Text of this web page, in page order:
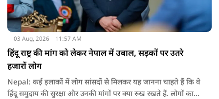
03 Aug, 2026 11:57 AM
हिंदू राष्ट्र की मांग को लेकर नेपाल में उबाल, सड़कों पर उतरे
हजारों लोग
Nepal: कई इलाकों में लोग सांसदों से मिलकर यह जानना चाहते हैं कि वे
हिंदू समुदाय की सुरक्षा और उनकी मांगों पर क्या रुख रखते हैं. लोगों का